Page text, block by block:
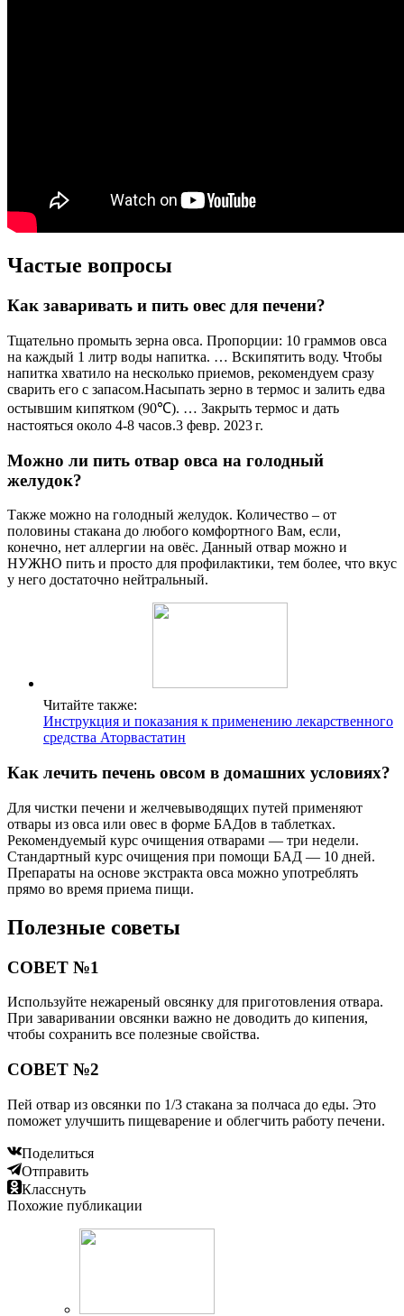
Частые вопросы
Как заваривать и пить овес для печени?
Тщательно промыть зерна овса. Пропорции: 10 граммов овса
на каждый 1 литр воды напитка. … Вскипятить воду. Чтобы
напитка хватило на несколько приемов, рекомендуем сразу
сварить его с запасом.Насыпать зерно в термос и залить едва
остывшим кипятком (90℃). … Закрыть термос и дать
настояться около 4-8 часов.3 февр. 2023 г.
Можно ли пить отвар овса на голодный
желудок?
Также можно на голодный желудок. Количество – от
половины стакана до любого комфортного Вам, если,
конечно, нет аллергии на овёс. Данный отвар можно и
НУЖНО пить и просто для профилактики, тем более, что вкус
у него достаточно нейтральный.
Читайте также:
Инструкция и показания к применению лекарственного
средства Аторвастатин
Как лечить печень овсом в домашних условиях?
Для чистки печени и желчевыводящих путей применяют
отвары из овса или овес в форме БАДов в таблетках.
Рекомендуемый курс очищения отварами — три недели.
Стандартный курс очищения при помощи БАД — 10 дней.
Препараты на основе экстракта овса можно употреблять
прямо во время приема пищи.
Полезные советы
СОВЕТ №1
Используйте нежареный овсянку для приготовления отвара.
При заваривании овсянки важно не доводить до кипения,
чтобы сохранить все полезные свойства.
СОВЕТ №2
Пей отвар из овсянки по 1/3 стакана за полчаса до еды. Это
поможет улучшить пищеварение и облегчить работу печени.
Поделиться
Отправить
Класснуть
Похожие публикации